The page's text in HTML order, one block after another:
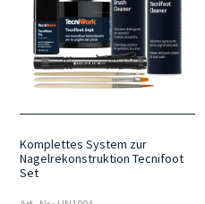
Komplettes System zur
Nagelrekonstruktion Tecnifoot
Set